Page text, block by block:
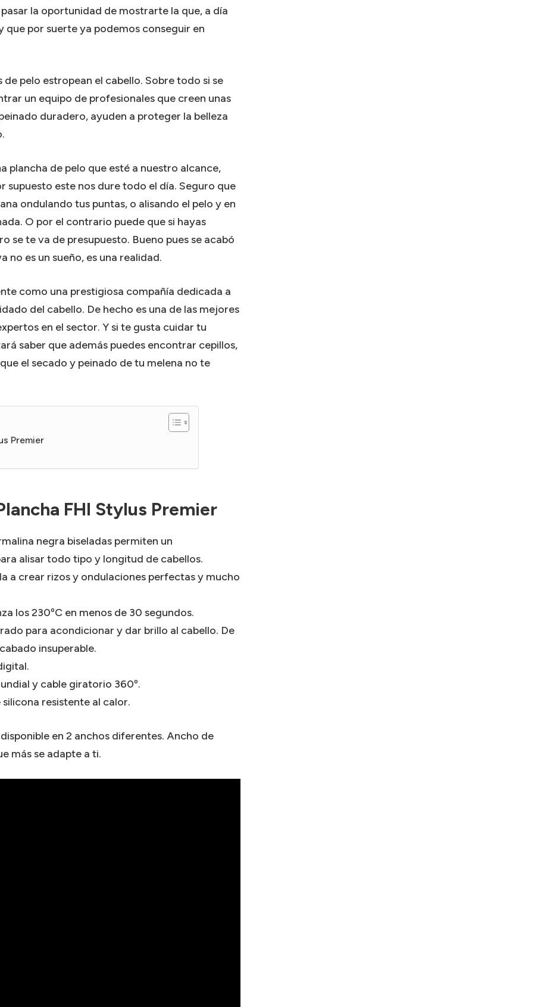
la oportunidad de mostrarte la que, a día
que por suerte ya podemos conseguir en
de pelo estropean el cabello. Sobre todo si se
un equipo de profesionales que creen unas
duradero, ayuden a proteger la belleza
plancha de pelo que esté a nuestro alcance,
supuesto este nos dure todo el día. Seguro que
ondulando tus puntas, o alisando el pelo y en
O por el contrario puede que si hayas
se te va de presupuesto. Bueno pues se acabó
no es un sueño, es una realidad.
como una prestigiosa compañía dedicada a
del cabello. De hecho es una de las mejores
en el sector. Y si te gusta cuidar tu
saber que además puedes encontrar cepillos,
el secado y peinado de tu melena no te
Premier
FHI Stylus Premier
negra biseladas permiten un
alisar todo tipo y longitud de cabellos.
a crear rizos y ondulaciones perfectas y mucho
los 230ºC en menos de 30 segundos.
para acondicionar y dar brillo al cabello. De
insuperable.
y cable giratorio 360º.
resistente al calor.
en 2 anchos diferentes. Ancho de
más se adapte a ti.